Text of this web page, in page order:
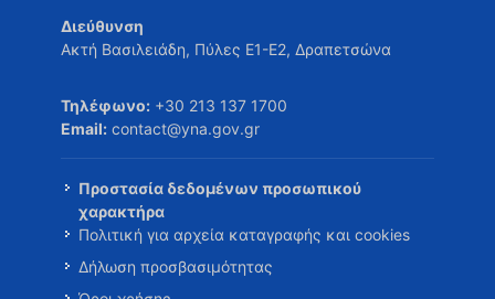
Διεύθυνση
Ακτή Βασιλειάδη, Πύλες Ε1-Ε2, Δραπετσώνα
Τηλέφωνο: +30 213 137 1700
Email: contact@yna.gov.gr
Προστασία δεδομένων προσωπικού
χαρακτήρα
Πολιτική για αρχεία καταγραφής και cookies
Δήλωση προσβασιμότητας